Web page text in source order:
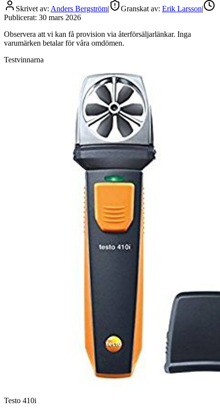
Skrivet av: Anders Bergström| Granskat av: Erik Larsson|
Publicerat: 30 mars 2026
Observera att vi kan få provision via återförsäljarlänkar. Inga
varumärken betalar för våra omdömen.
Testvinnarna
Testo 410i